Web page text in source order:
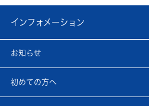
インフォメーション
お知らせ
初めての方へ